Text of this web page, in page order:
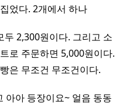
었다. 2개에서 하나
2,300원이다. 그리고 소
로 주문하면 5,000원이다.
은 무조건 무조건이다.
아아 등장이요~ 얼음 동동